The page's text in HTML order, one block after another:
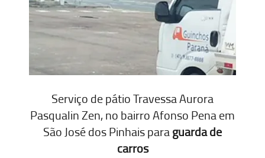
Serviço de pátio Travessa Aurora
Pasqualin Zen, no bairro Afonso Pena em
São José dos Pinhais paraguarda de
carros